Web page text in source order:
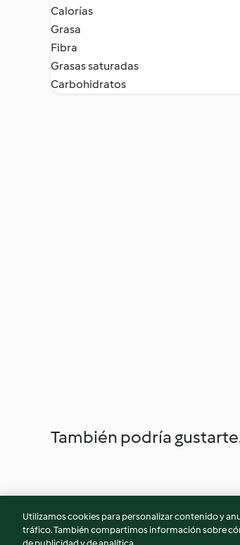
Calorías
Grasa
Fibra
Grasas saturadas
Carbohidratos
También podría
Utilizamos cookies para personalizar contenido y
tráfico. También compartimos información sobre